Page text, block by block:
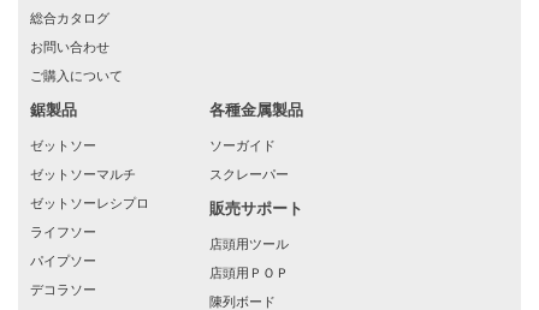
総合カタログ
お問い合わせ
ご購入について
鋸製品
ゼットソー
ゼットソーマルチ
ゼットソーレシプロ
ライフソー
パイプソー
デコラソー
各種金属製品
ソーガイド
スクレーパー
販売サポート
店頭用ツール
店頭用ＰＯＰ
陳列ボード